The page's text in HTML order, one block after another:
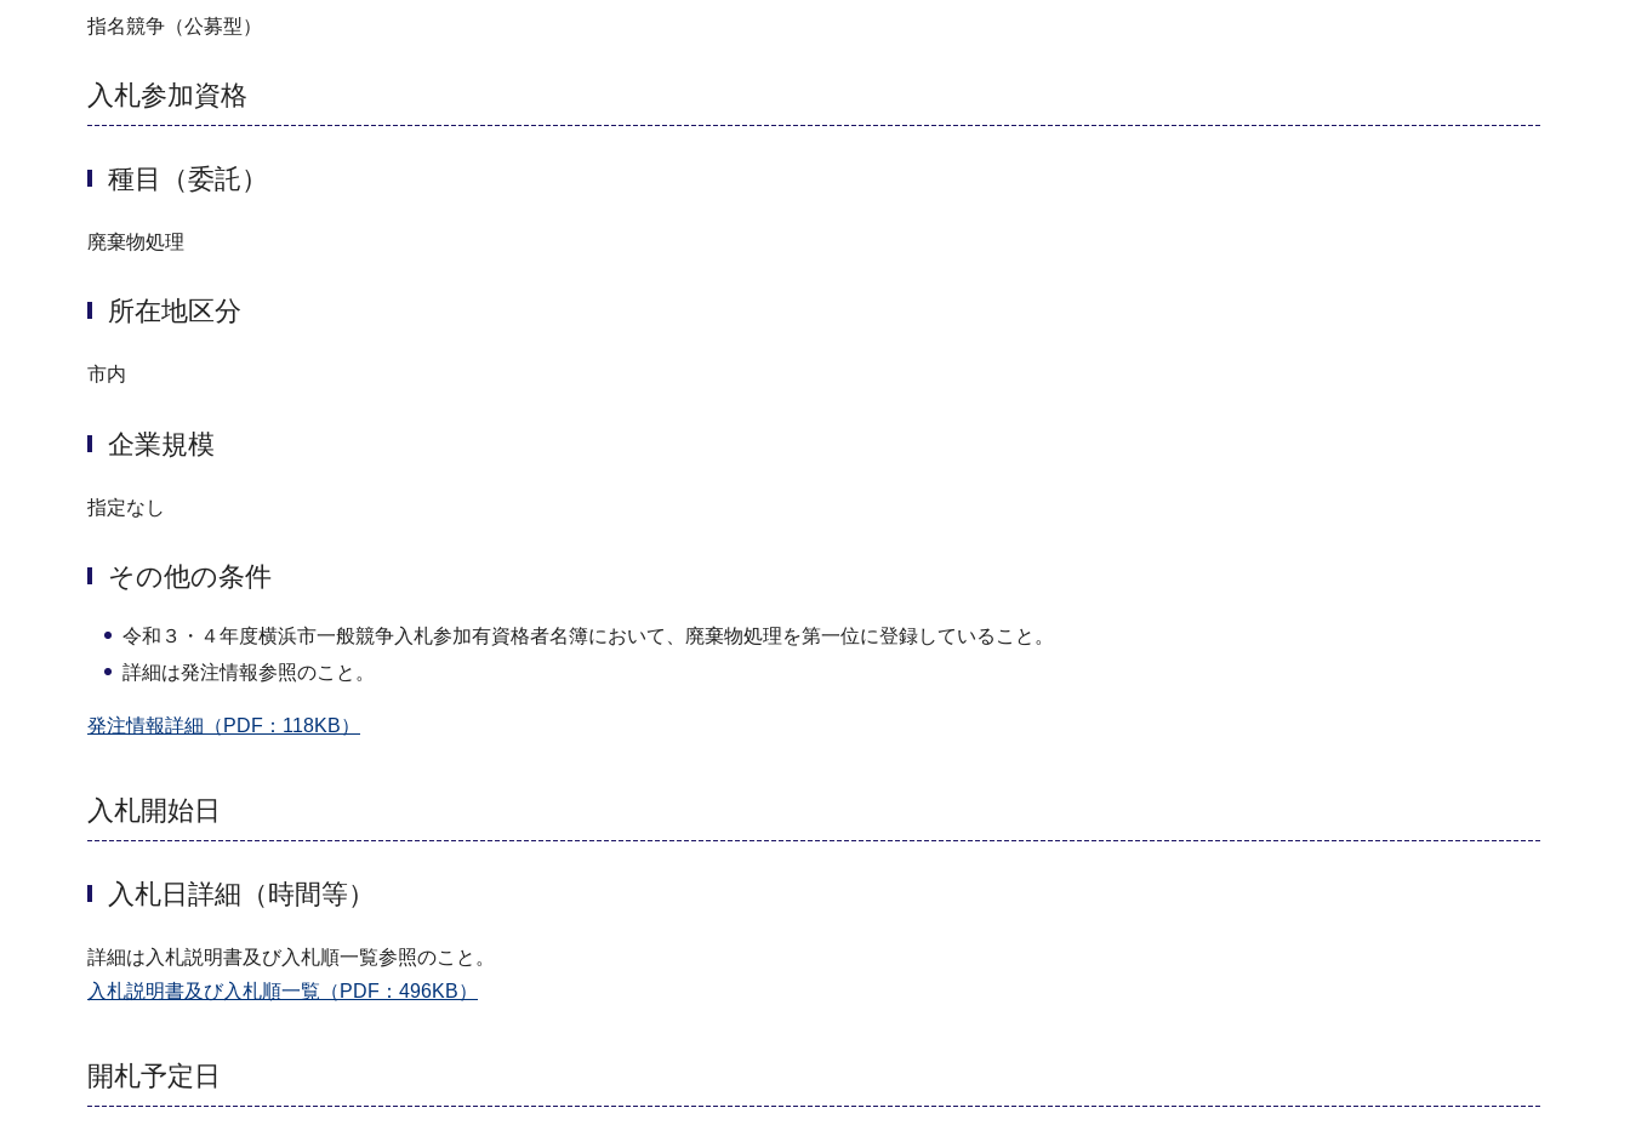
指名競争（公募型）
入札参加資格
種目（委託）
廃棄物処理
所在地区分
市内
企業規模
指定なし
その他の条件
令和３・４年度横浜市一般競争入札参加有資格者名簿において、廃棄物処理を第一位に登録していること。
詳細は発注情報参照のこと。
発注情報詳細（PDF：118KB）
入札開始日
入札日詳細（時間等）
詳細は入札説明書及び入札順一覧参照のこと。
入札説明書及び入札順一覧（PDF：496KB）
開札予定日